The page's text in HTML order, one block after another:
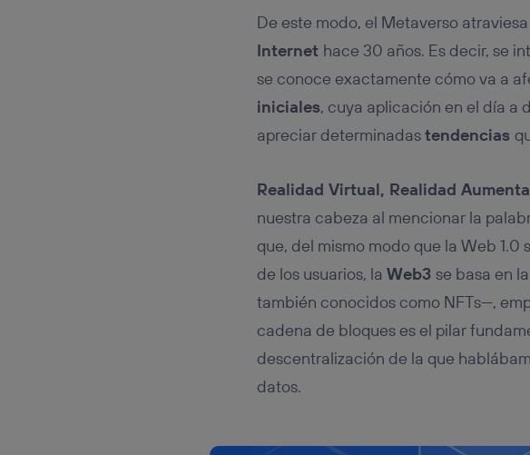
De este modo, el Metaverso
Internet hace 30 años. Es decir, se
se conoce exactamente cómo va a
iniciales, cuya aplicación en el día a
apreciar determinadastendencias
Realidad Virtual, Realidad
nuestra cabeza al mencionar la
que, del mismo modo que la Web
de los usuarios, la Web3 se basa en la
también conocidos como NFTs—,
cadena de bloques es el pilar
descentralización de la que
datos.